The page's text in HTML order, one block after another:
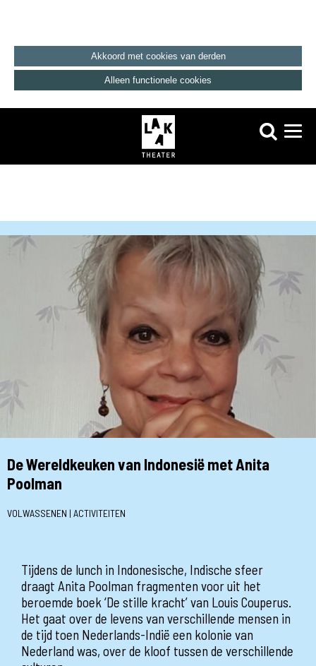
Akkoord met cookies van derden
Alleen functionele cookies
De Wereldkeuken van Indonesië met Anita
Poolman
VOLWASSENEN | ACTIVITEITEN
Tijdens de lunch in Indonesische, Indische sfeer
draagt Anita Poolman fragmenten voor uit het
beroemde boek ‘De stille kracht’ van Louis Couperus.
Het gaat over de levens van verschillende mensen in
de tijd toen Nederlands-Indië een kolonie van
Nederland was, over de kloof tussen de verschillende